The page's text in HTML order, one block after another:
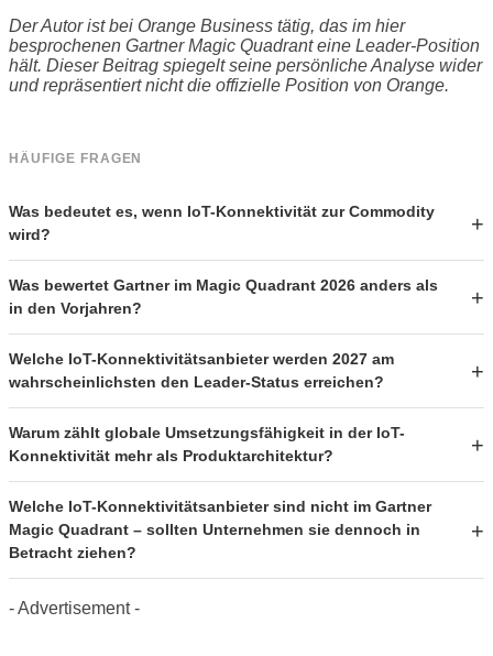
Der Autor ist bei Orange Business tätig, das im hier
besprochenen Gartner Magic Quadrant eine Leader-Position
hält. Dieser Beitrag spiegelt seine persönliche Analyse wider
und repräsentiert nicht die offizielle Position von Orange.
Was bedeutet es, wenn IoT-Konnektivität zur Commodity
wird?
Was bewertet Gartner im Magic Quadrant 2026 anders als
in den Vorjahren?
Welche IoT-Konnektivitätsanbieter werden 2027 am
wahrscheinlichsten den Leader-Status erreichen?
Warum zählt globale Umsetzungsfähigkeit in der IoT-
Konnektivität mehr als Produktarchitektur?
Welche IoT-Konnektivitätsanbieter sind nicht im Gartner
Magic Quadrant – sollten Unternehmen sie dennoch in
Betracht ziehen?
- Advertisement -